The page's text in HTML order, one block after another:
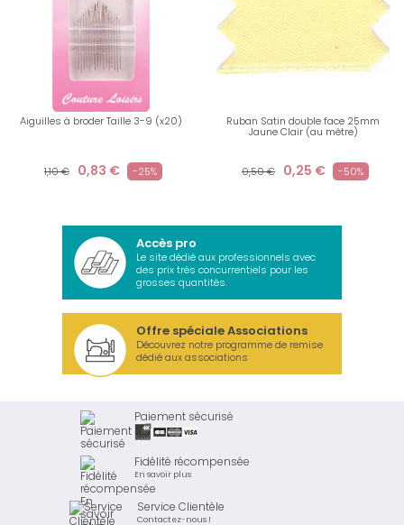
Aiguilles à broder Taille 3-9 (x20)
1,10 € 0,83 € -25%
Ruban Satin double face 25mm
Jaune Clair (au mètre)
0,50 € 0,25 € -50%
Accès pro
Le site dédié aux professionnels avec
des prix très concurrentiels pour les
grosses quantités.
Offre spéciale Associations
Découvrez notre programme de remise
dédié aux associations
Paiement sécurisé
Fidélité récompensée
En savoir plus
Service Clientèle
Contactez-nous !